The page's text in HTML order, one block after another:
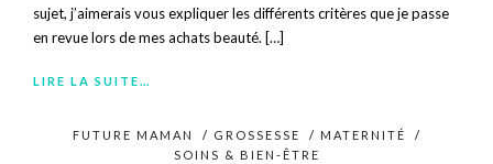
sujet, j’aimerais vous expliquer les différents critères que je passe
en revue lors de mes achats beauté. […]
LIRE LA SUITE…
FUTURE MAMAN / GROSSESSE / MATERNITÉ
/
SOINS & BIEN-ÊTRE